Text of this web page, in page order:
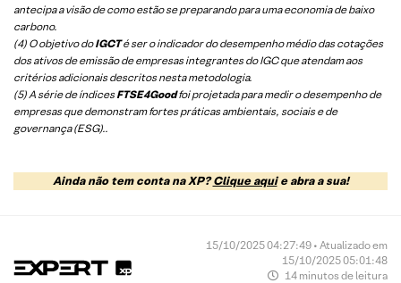
antecipa a visão de como estão se preparando para uma economia de baixo
carbono.
(4) O objetivo doIGCTé ser o indicador do desempenho médio das cotações
dos ativos de emissão de empresas integrantes do IGC que atendam aos
critérios adicionais descritos nesta metodologia.
(5) A série de índicesFTSE4Goodfoi projetada para medir o desempenho de
empresas que demonstram fortes práticas ambientais, sociais e de
governança (ESG)..
Ainda não tem conta na XP?Clique aquie abra a sua!
15/10/2025 04:27:49 • Atualizado em
15/10/2025 05:01:48
14 minutos de leitura